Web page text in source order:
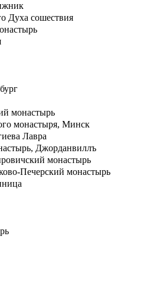
Духа сошествия
монастырь
монастыря, Минск
Лавра
Джорданвиллъ
монастырь
Печерский монастырь